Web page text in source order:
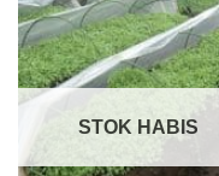
STOK HABIS